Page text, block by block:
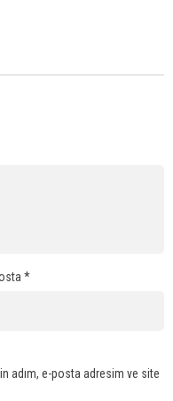
*
adım, e-posta adresim ve site